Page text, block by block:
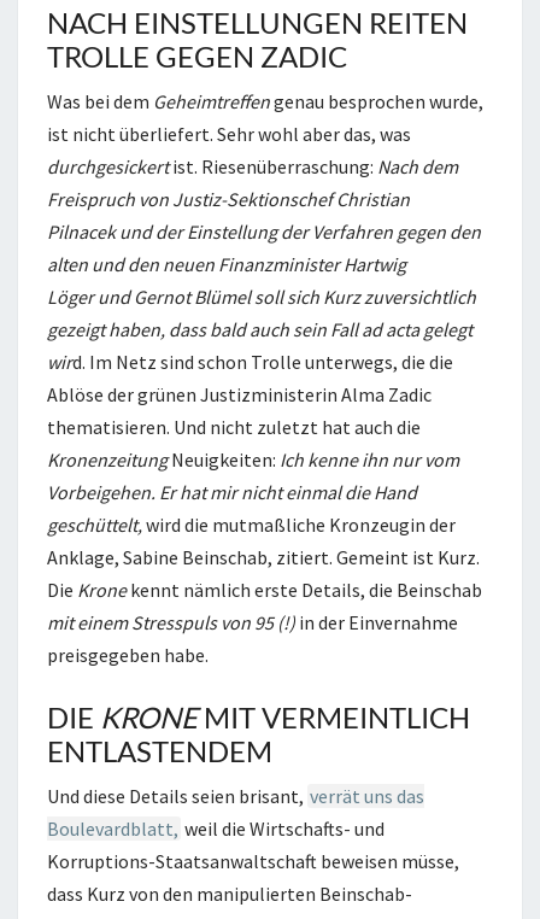
NACH EINSTELLUNGEN REITEN
TROLLE GEGEN ZADIC
Was bei dem Geheimtreffengenau besprochen wurde,
ist nicht überliefert. Sehr wohl aber das, was
durchgesickertist. Riesenüberraschung: Nach dem
Freispruch von Justiz-Sektionschef Christian
Pilnacek und der Einstellung der Verfahren gegen den
alten und den neuen Finanzminister Hartwig
Löger und Gernot Blümel soll sich Kurz zuversichtlich
gezeigt haben, dass bald auch sein Fall ad acta gelegt
wird. Im Netz sind schon Trolle unterwegs, die die
Ablöse der grünen Justizministerin Alma Zadic
thematisieren. Und nicht zuletzt hat auch die
KronenzeitungNeuigkeiten: Ich kenne ihn nur vom
Vorbeigehen. Er hat mir nicht einmal die Hand
geschüttelt,wird die mutmaßliche Kronzeugin der
Anklage, Sabine Beinschab, zitiert. Gemeint ist Kurz.
Die Kronekennt nämlich erste Details, die Beinschab
mit einem Stresspuls von 95 (!) in der Einvernahme
preisgegeben habe.
DIE KRONEMIT VERMEINTLICH
ENTLASTENDEM
Und diese Details seien brisant, verrät uns das
Boulevardblatt, weil die Wirtschafts- und
Korruptions-Staatsanwaltschaft beweisen müsse,
dass Kurz von den manipulierten Beinschab-